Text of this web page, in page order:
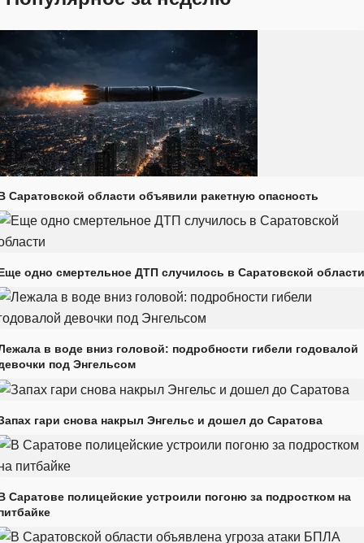
Саратовской области объявили ракетную опасность
одно смертельное ДТП случилось в Саратовской области
в воде вниз головой: подробности гибели годовалой
под Энгельсом
гари снова накрыл Энгельс и дошел до Саратова
Саратове полицейские устроили погоню за подростком на